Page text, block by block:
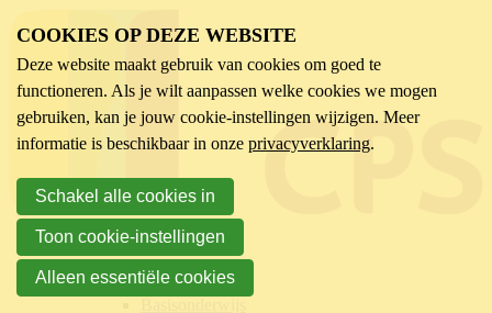
Hoofdmenu
Sector
Kinderopvang
COOKIES OP DEZE WEBSITE
Deze website maakt gebruik van cookies om goed te
functioneren. Als je wilt aanpassen welke cookies we mogen
gebruiken, kan je jouw cookie-instellingen wijzigen. Meer
informatie is beschikbaar in onze privacyverklaring.
Schakel alle cookies in
Toon cookie-instellingen
Alleen essentiële cookies